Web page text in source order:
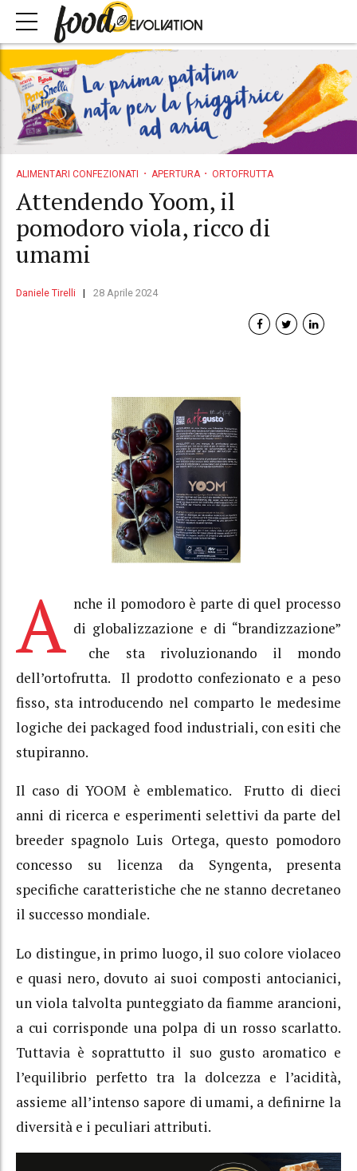
ALIMENTARI CONFEZIONATI APERTURA ORTOFRUTTA
Attendendo Yoom, il
pomodoro viola, ricco di
umami
Daniele Tirelli 28 Aprile 2024
A nche il pomodoro è parte di quel processo
di globalizzazione e di “brandizzazione”
che sta rivoluzionando il mondo
dell’ortofrutta. Il prodotto confezionato e a peso
fisso, sta introducendo nel comparto le medesime
logiche dei packaged food industriali, con esiti che
stupiranno.
Il caso di YOOM è emblematico. Frutto di dieci
anni di ricerca e esperimenti selettivi da parte del
breeder spagnolo Luis Ortega, questo pomodoro
concesso su licenza da Syngenta, presenta
specifiche caratteristiche che ne stanno decretaneo
il successo mondiale.
Lo distingue, in primo luogo, il suo colore violaceo
e quasi nero, dovuto ai suoi composti antocianici,
un viola talvolta punteggiato da fiamme arancioni,
a cui corrisponde una polpa di un rosso scarlatto.
Tuttavia è soprattutto il suo gusto aromatico e
l’equilibrio perfetto tra la dolcezza e l’acidità,
assieme all’intenso sapore di umami, a definirne la
diversità e i peculiari attributi.